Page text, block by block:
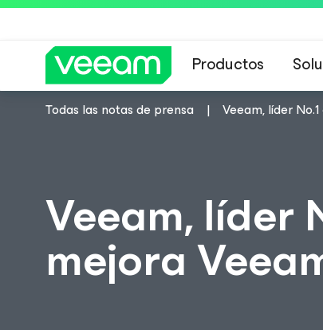
Productos
Todas las notas de prensa Veeam, líder
Veeam, líder
mejora